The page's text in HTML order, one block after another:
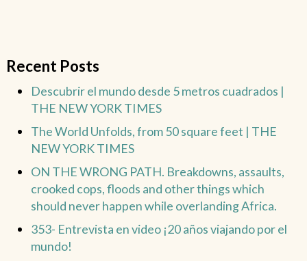
Recent Posts
Descubrir el mundo desde 5 metros cuadrados |
THE NEW YORK TIMES
The World Unfolds, from 50 square feet | THE
NEW YORK TIMES
ON THE WRONG PATH. Breakdowns, assaults,
crooked cops, floods and other things which
should never happen while overlanding Africa.
353- Entrevista en video ¡20 años viajando por el
mundo!